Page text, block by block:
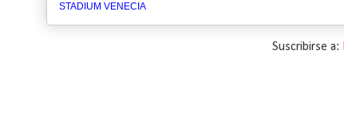
STADIUM VENECIA
Suscribirse a: